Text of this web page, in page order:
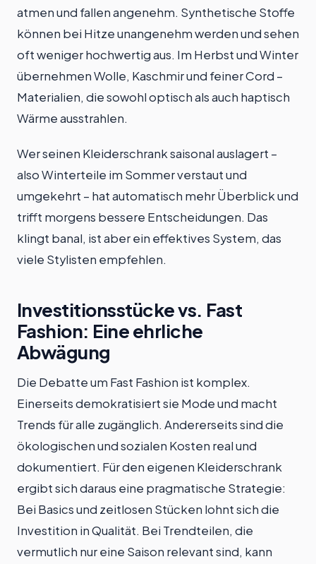
atmen und fallen angenehm. Synthetische Stoffe
können bei Hitze unangenehm werden und sehen
oft weniger hochwertig aus. Im Herbst und Winter
übernehmen Wolle, Kaschmir und feiner Cord –
Materialien, die sowohl optisch als auch haptisch
Wärme ausstrahlen.
Wer seinen Kleiderschrank saisonal auslagert –
also Winterteile im Sommer verstaut und
umgekehrt – hat automatisch mehr Überblick und
trifft morgens bessere Entscheidungen. Das
klingt banal, ist aber ein effektives System, das
viele Stylisten empfehlen.
Investitionsstücke vs. Fast
Fashion: Eine ehrliche
Abwägung
Die Debatte um Fast Fashion ist komplex.
Einerseits demokratisiert sie Mode und macht
Trends für alle zugänglich. Andererseits sind die
ökologischen und sozialen Kosten real und
dokumentiert. Für den eigenen Kleiderschrank
ergibt sich daraus eine pragmatische Strategie:
Bei Basics und zeitlosen Stücken lohnt sich die
Investition in Qualität. Bei Trendteilen, die
vermutlich nur eine Saison relevant sind, kann